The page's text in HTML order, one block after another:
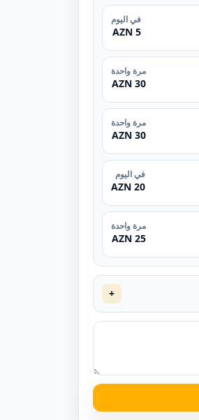
في اليوم
5 AZN
مرة واحدة
30 AZN
مرة واحدة
30 AZN
في اليوم
20 AZN
مرة واحدة
25 AZN
+